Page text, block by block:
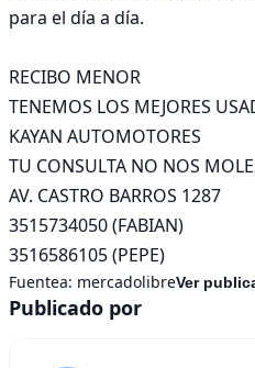
para el día a día.
RECIBO MENOR
TENEMOS LOS MEJORES
KAYAN AUTOMOTORES
TU CONSULTA NO NOS
AV. CASTRO BARROS 1287
3515734050 (FABIAN)
3516586105 (PEPE)
Fuentea: mercadolibreVer
Publicado por